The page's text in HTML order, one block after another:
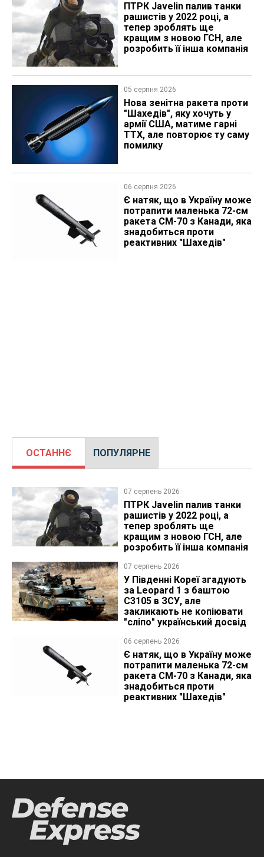
ПТРК Javelin палив танки
рашистів у 2022 році, а
тепер зроблять ще
кращим з новою ГСН, але
розробить її інша компанія
05 серпня 2026
Нова зенітна ракета проти
"Шахедів", яку хочуть у
армії США, матиме гарні
ТТХ, але повторює ту саму
помилку
06 серпня 2026
Є натяк, що в Україну може
потрапити маленька 72-см
ракета CM-70 з Канади, яка
знадобиться проти
реактивних "Шахедів"
ОСТАННЄ ПОПУЛЯРНЕ
07 серпень 2026
ПТРК Javelin палив танки
рашистів у 2022 році, а
тепер зроблять ще
кращим з новою ГСН, але
розробить її інша компанія
07 серпень 2026
У Південні Кореї згадують
за Leopard 1 з баштою
C3105 в ЗСУ, але
закликають не копіювати
"сліпо" український досвід
06 серпень 2026
Є натяк, що в Україну може
потрапити маленька 72-см
ракета CM-70 з Канади, яка
знадобиться проти
реактивних "Шахедів"